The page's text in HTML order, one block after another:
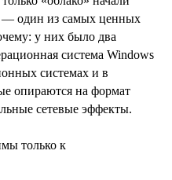
— один из самых ценных
у них было два
система Windows
системах и в
опираются на формат
сетевые эффекты.
только к